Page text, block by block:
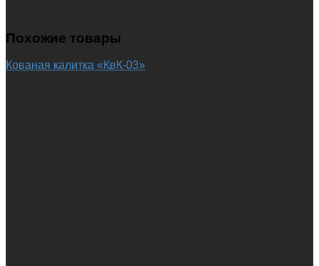
Похожие товары
Кованая калитка «КвК-03»